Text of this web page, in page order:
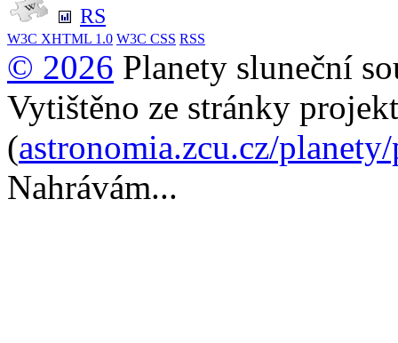
RS
W3C XHTML 1.0 W3C CSS RSS
© 2026 Planety sluneční
Vytištěno ze stránky
(astronomia.zcu.cz/
Nahrávám...